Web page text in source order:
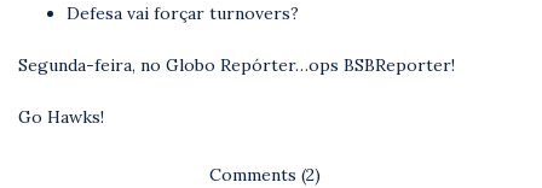
Defesa vai forçar turnovers?
Segunda-feira, no Globo Repórter…ops BSBReporter!
Go Hawks!
Comments (2)